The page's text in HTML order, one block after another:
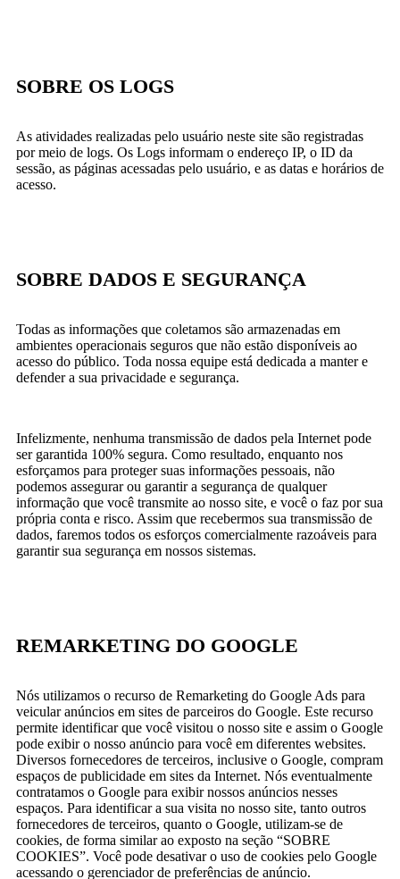
SOBRE OS LOGS
As atividades realizadas pelo usuário neste site são registradas
por meio de logs. Os Logs informam o endereço IP, o ID da
sessão, as páginas acessadas pelo usuário, e as datas e horários de
acesso.
SOBRE DADOS E SEGURANÇA
Todas as informações que coletamos são armazenadas em
ambientes operacionais seguros que não estão disponíveis ao
acesso do público. Toda nossa equipe está dedicada a manter e
defender a sua privacidade e segurança.
Infelizmente, nenhuma transmissão de dados pela Internet pode
ser garantida 100% segura. Como resultado, enquanto nos
esforçamos para proteger suas informações pessoais, não
podemos assegurar ou garantir a segurança de qualquer
informação que você transmite ao nosso site, e você o faz por sua
própria conta e risco. Assim que recebermos sua transmissão de
dados, faremos todos os esforços comercialmente razoáveis ​para
garantir sua segurança em nossos sistemas.
REMARKETING DO GOOGLE
Nós utilizamos o recurso de Remarketing do Google Ads para
veicular anúncios em sites de parceiros do Google. Este recurso
permite identificar que você visitou o nosso site e assim o Google
pode exibir o nosso anúncio para você em diferentes websites.
Diversos fornecedores de terceiros, inclusive o Google, compram
espaços de publicidade em sites da Internet. Nós eventualmente
contratamos o Google para exibir nossos anúncios nesses
espaços. Para identificar a sua visita no nosso site, tanto outros
fornecedores de terceiros, quanto o Google, utilizam-se de
cookies, de forma similar ao exposto na seção “SOBRE
COOKIES”. Você pode desativar o uso de cookies pelo Google
acessando o gerenciador de preferências de anúncio.